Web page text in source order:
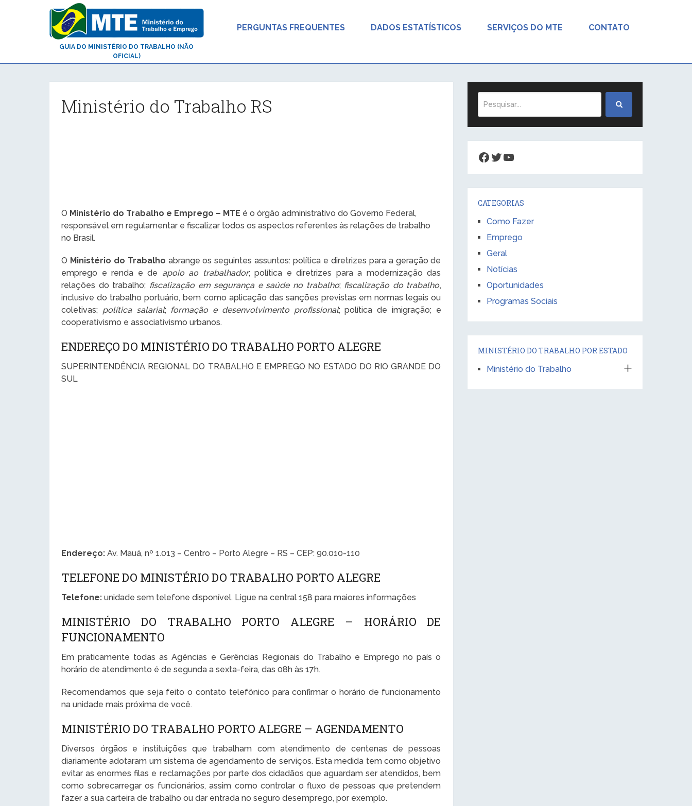
GUIA DO MINISTÉRIO DO TRABALHO (NÃO
OFICIAL)
PERGUNTAS FREQUENTES DADOS ESTATÍSTICOS SERVIÇOS DO MTE CONTATO
Ministério do Trabalho RS
O Ministério do Trabalho e Emprego – MTE é o órgão administrativo do Governo Federal,
responsável em regulamentar e fiscalizar todos os aspectos referentes às relações de trabalho
no Brasil.
O Ministério do Trabalho abrange os seguintes assuntos: política e diretrizes para a geração de
emprego e renda e de apoio ao trabalhador; política e diretrizes para a modernização das
relações do trabalho; fiscalização em segurança e saúde no trabalho; fiscalização do trabalho,
inclusive do trabalho portuário, bem como aplicação das sanções previstas em normas legais ou
coletivas; política salarial; formação e desenvolvimento profissional; política de imigração; e
cooperativismo e associativismo urbanos.
ENDEREÇO DO MINISTÉRIO DO TRABALHO PORTO ALEGRE
SUPERINTENDÊNCIA REGIONAL DO TRABALHO E EMPREGO NO ESTADO DO RIO GRANDE DO
SUL
Endereço: Av. Mauá, nº 1.013 – Centro – Porto Alegre – RS – CEP: 90.010-110
TELEFONE DO MINISTÉRIO DO TRABALHO PORTO ALEGRE
Telefone: unidade sem telefone disponível. Ligue na central 158 para maiores informações
MINISTÉRIO DO TRABALHO PORTO ALEGRE – HORÁRIO DE
FUNCIONAMENTO
Em praticamente todas as Agências e Gerências Regionais do Trabalho e Emprego no país o
horário de atendimento é de segunda a sexta-feira, das 08h às 17h.
Recomendamos que seja feito o contato telefônico para confirmar o horário de funcionamento
na unidade mais próxima de você.
MINISTÉRIO DO TRABALHO PORTO ALEGRE – AGENDAMENTO
Diversos órgãos e instituições que trabalham com atendimento de centenas de pessoas
diariamente adotaram um sistema de agendamento de serviços. Esta medida tem como objetivo
evitar as enormes filas e reclamações por parte dos cidadãos que aguardam ser atendidos, bem
como sobrecarregar os funcionários, assim como controlar o fluxo de pessoas que pretendem
fazer a sua carteira de trabalho ou dar entrada no seguro desemprego, por exemplo.
Facebook
Twitter
Youtube
CATEGORIAS
Como Fazer
Emprego
Geral
Notícias
Oportunidades
Programas Sociais
MINISTÉRIO DO TRABALHO POR ESTADO
Ministério do Trabalho